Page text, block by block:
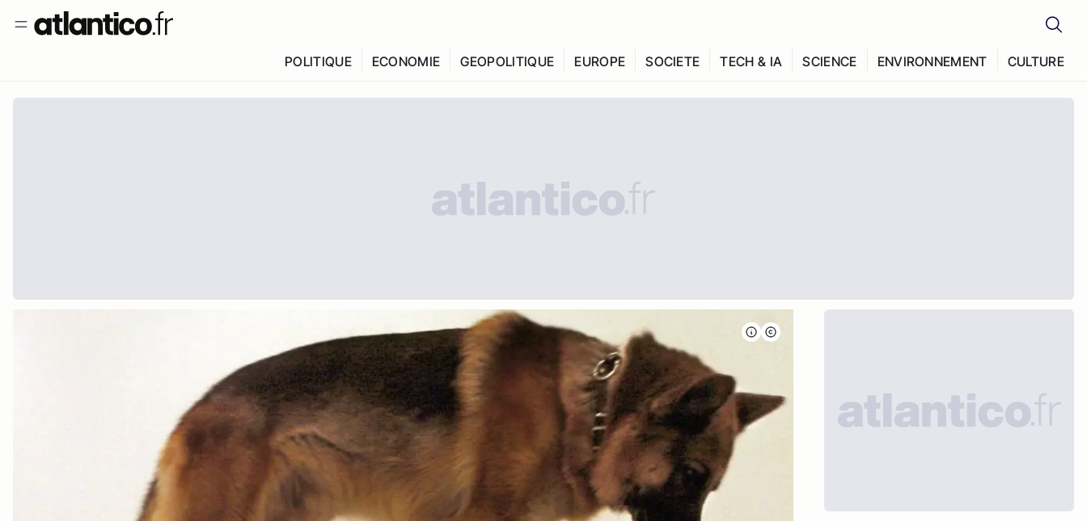
POLITIQUE ECONOMIE GEOPOLITIQUE EUROPE SOCIETE TECH & IA SCIENCE ENVIRONNEMENT CULTURE